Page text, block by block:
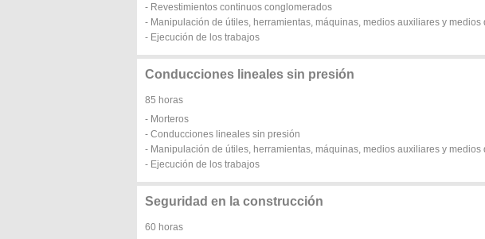
- Revestimientos continuos conglomerados
- Manipulación de útiles, herramientas, máquinas, medios auxiliares y
- Ejecución de los trabajos
Conducciones lineales sin presión
85 horas
- Morteros
- Conducciones lineales sin presión
- Manipulación de útiles, herramientas, máquinas, medios auxiliares y
- Ejecución de los trabajos
Seguridad en la construcción
60 horas